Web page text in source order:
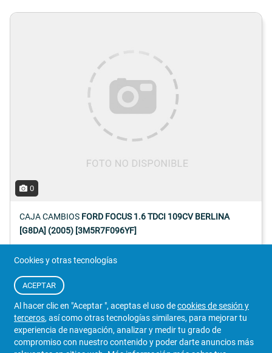
0
CAJA CAMBIOS FORD FOCUS 1.6 TDCI 109CV BERLINA
[G8DA] (2005) [3M5R7F096YF]
CONSULTAR
Iva Incluido 0836811/185
VENDEDOR
RECAMBIOS Y DESGUACES
Cookies y otras tecnologías
ACEPTAR
Al hacer clic en "Aceptar ", aceptas el uso decookies de sesión y
terceros, así como otras tecnologías similares, para mejorar tu
experiencia de navegación, analizar y medir tu grado de
compromiso con nuestro contenido y poder darte anuncios más